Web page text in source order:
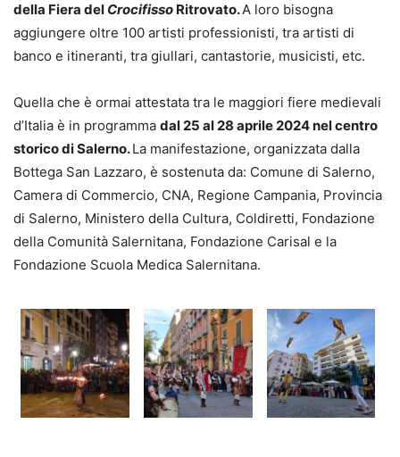
della Fiera del Crocifisso Ritrovato.A loro bisogna
aggiungere oltre 100 artisti professionisti, tra artisti di
banco e itineranti, tra giullari, cantastorie, musicisti, etc.
Quella che è ormai attestata tra le maggiori fiere medievali
d’Italia è in programma dal 25 al 28 aprile 2024 nel centro
storico di Salerno.La manifestazione, organizzata dalla
Bottega San Lazzaro, è sostenuta da: Comune di Salerno,
Camera di Commercio, CNA, Regione Campania, Provincia
di Salerno, Ministero della Cultura, Coldiretti, Fondazione
della Comunità Salernitana, Fondazione Carisal e la
Fondazione Scuola Medica Salernitana.